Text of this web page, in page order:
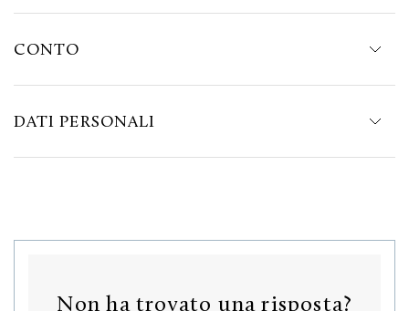
CONTO
DATI PERSONALI
Non ha trovato una risposta?